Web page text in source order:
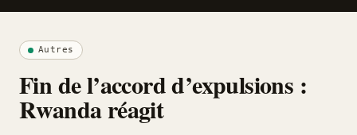
Autres
Fin de l’accord d’expulsions :
Rwanda réagit